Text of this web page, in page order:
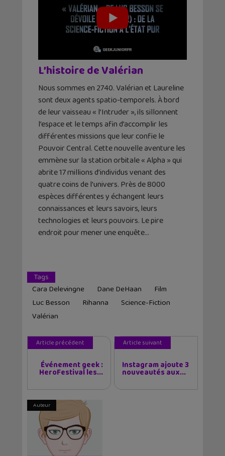
L’histoire de Valérian
Nous sommes en 2740. Valérian et Laureline
sont deux agents spatio-temporels. À bord
de leur vaisseau « l’Intruder », ils sillonnent
l’espace et le temps afin d’accomplir les
différentes missions que leur confie le
Pouvoir Central. Cette nouvelle aventure les
emmène sur la station orbitale « Alpha » qui
abrite 17 millions d’individus venant des
quatre coins de l’univers. Près de 8000
espèces différentes y échangent leurs
connaissances et leurs savoirs, leurs
technologies et leurs pouvoirs. Le pire
endroit pour mener une enquête…
Tags
Cara Delevingne
Dane DeHaan
Film
Luc Besson
Rihanna
Science-Fiction
Valérian
Article précédent
Événement geek :
HeroFestival les...
Article suivant
Instagram ajoute 3
nouveautés aux...
Auteur